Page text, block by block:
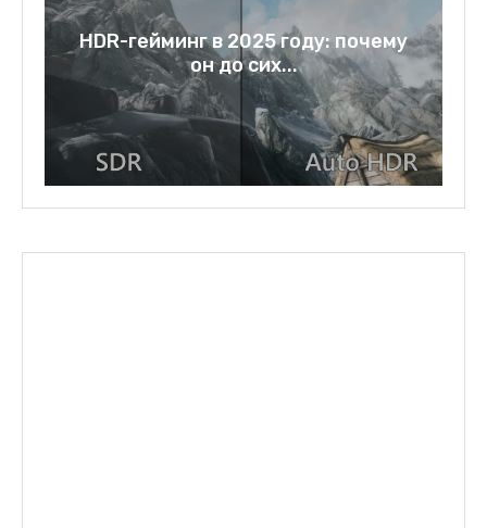
Rage bait: слово года 2025 и
зеркало нашей...